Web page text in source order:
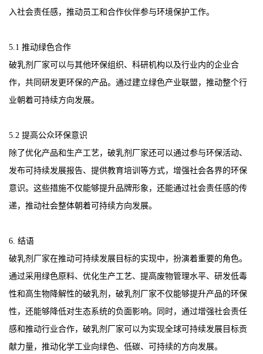
入社会责任感，推动员工和合作伙伴参与环境保护工作。
5.1 推动绿色合作
破乳剂厂家可以与其他环保组织、科研机构以及行业内的企业合
作，共同研发更环保的产品。通过建立绿色产业联盟，推动整个行
业朝着可持续方向发展。
5.2 提高公众环保意识
除了优化产品和生产工艺，破乳剂厂家还可以通过参与环保活动、
发布可持续发展报告、提供教育培训等方式，增强社会各界的环保
意识。这些措施不仅能够提升品牌形象，还能通过社会责任感的传
递，推动社会整体朝着可持续方向发展。
6. 结语
破乳剂厂家在推动可持续发展目标的实现中，扮演着重要的角色。
通过采用绿色原料、优化生产工艺、提高废物管理水平、研发低毒
性和高生物降解性的破乳剂，破乳剂厂家不仅能够提升产品的环保
性，还能够降低对生态系统的负面影响。同时，通过增强社会责任
感和推动行业合作，破乳剂厂家可以为实现全球可持续发展目标贡
献力量，推动化学工业向绿色、低碳、可持续的方向发展。